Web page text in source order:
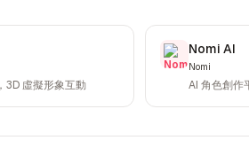
3D 虛擬形象互動
Nomi AI
Nomi
AI 角色創作